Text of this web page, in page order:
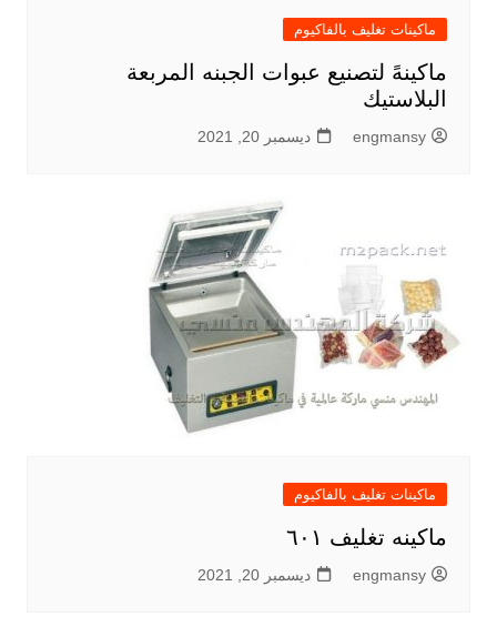
ماكينات تغليف بالفاكيوم
ماكينهً لتصنيع عبوات الجبنه المربعة
البلاستيك
engmansy ديسمبر 20, 2021
ماكينات تغليف بالفاكيوم
ماكينه تغليف ٦٠١
engmansy ديسمبر 20, 2021